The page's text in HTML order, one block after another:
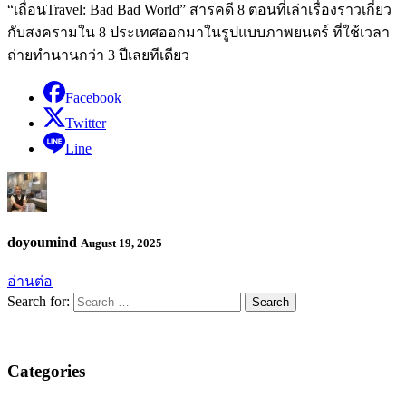
“เถื่อนTravel: Bad Bad World” สารคดี 8 ตอนที่เล่าเรื่องราวเกี่ยว
กับสงครามใน 8 ประเทศออกมาในรูปแบบภาพยนตร์ ที่ใช้เวลา
ถ่ายทำนานกว่า 3 ปีเลยทีเดียว
Facebook
Twitter
Line
doyoumind August 19, 2025
อ่านต่อ
Search for:
Categories